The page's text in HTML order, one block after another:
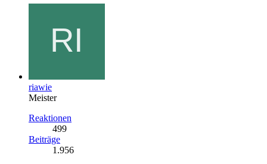
riawie
Meister
Reaktionen
499
Beiträge
1.956